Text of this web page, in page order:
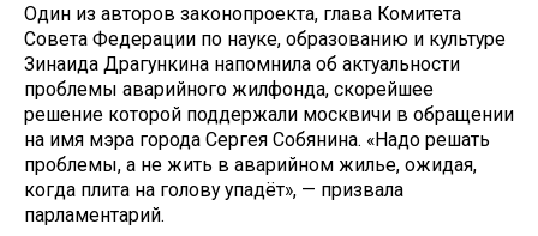
Один из авторов законопроекта, глава Комитета
Совета Федерации по науке, образованию и культуре
Зинаида Драгункина напомнила об актуальности
проблемы аварийного жилфонда, скорейшее
решение которой поддержали москвичи в обращении
на имя мэра города Сергея Собянина. «Надо решать
проблемы, а не жить в аварийном жилье, ожидая,
когда плита на голову упадёт», — призвала
парламентарий.